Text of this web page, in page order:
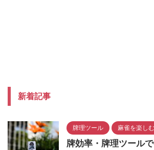
新着記事
牌理ツール 麻雀を楽し
牌効率・牌理ツール